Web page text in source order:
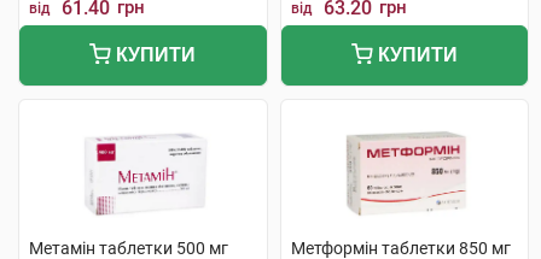
від 61.40 грн
КУПИТИ
від 63.20 грн
КУПИТИ
Метамін таблетки 500 мг
Метформін таблетки 850 мг